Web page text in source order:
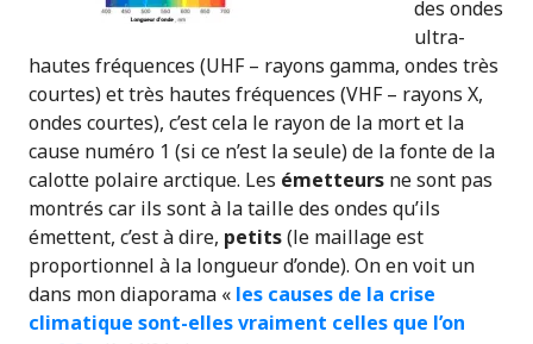
des ondes
ultra-
hautes fréquences (UHF – rayons gamma, ondes très
courtes) et très hautes fréquences (VHF – rayons X,
ondes courtes), c’est cela le rayon de la mort et la
cause numéro 1 (si ce n’est la seule) de la fonte de la
calotte polaire arctique. Les émetteurs ne sont pas
montrés car ils sont à la taille des ondes qu’ils
émettent, c’est à dire, petits(le maillage est
proportionnel à la longueur d’onde). On en voit un
dans mon diaporama « les causes de la crise
climatique sont-elles vraiment celles que l’on